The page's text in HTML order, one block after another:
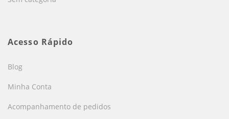
Acesso Rápido
Blog
Minha Conta
Acompanhamento de pedidos